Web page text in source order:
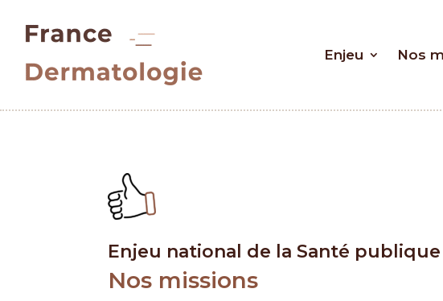
Enjeu Nos
Enjeu national de la Santé publique
Nos missions